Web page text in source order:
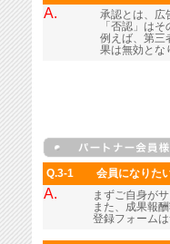
A.
承認とは、広
「否認」は
例えば、第三
果は無効とな
Q.3-1 会員になりた
A.
まずご自身が
また、成果報
登録フォーム